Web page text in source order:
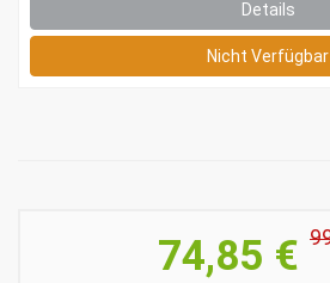
Details
Nicht Verfügbar
74,85 €